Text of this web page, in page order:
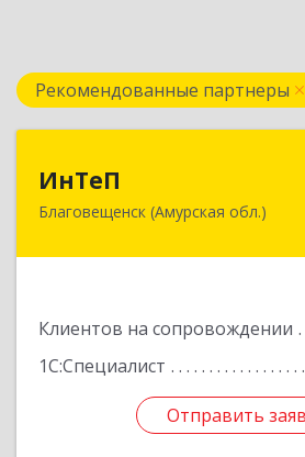
Рекомендованные партнеры
ИнТеП
Благовещенск (Амурская обл.)
Клиентов на сопровождении
1С:Специалист
Отправить
675000, Амурская
Отправить